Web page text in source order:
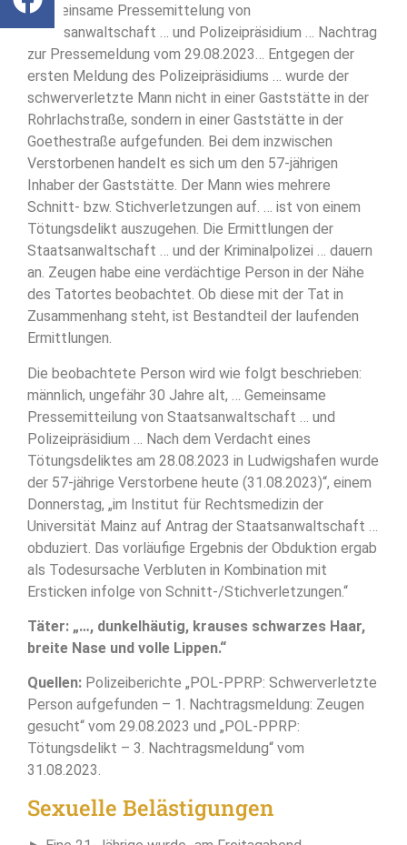
„Gemeinsame Pressemittelung von
Staatsanwaltschaft … und Polizeipräsidium … Nachtrag
zur Pressemeldung vom 29.08.2023… Entgegen der
ersten Meldung des Polizeipräsidiums … wurde der
schwerverletzte Mann nicht in einer Gaststätte in der
Rohrlachstraße, sondern in einer Gaststätte in der
Goethestraße aufgefunden. Bei dem inzwischen
Verstorbenen handelt es sich um den 57-jährigen
Inhaber der Gaststätte. Der Mann wies mehrere
Schnitt- bzw. Stichverletzungen auf. … ist von einem
Tötungsdelikt auszugehen. Die Ermittlungen der
Staatsanwaltschaft … und der Kriminalpolizei … dauern
an. Zeugen habe eine verdächtige Person in der Nähe
des Tatortes beobachtet. Ob diese mit der Tat in
Zusammenhang steht, ist Bestandteil der laufenden
Ermittlungen.
Die beobachtete Person wird wie folgt beschrieben:
männlich, ungefähr 30 Jahre alt, … Gemeinsame
Pressemitteilung von Staatsanwaltschaft … und
Polizeipräsidium … Nach dem Verdacht eines
Tötungsdeliktes am 28.08.2023 in Ludwigshafen wurde
der 57-jährige Verstorbene heute (31.08.2023)“, einem
Donnerstag, „im Institut für Rechtsmedizin der
Universität Mainz auf Antrag der Staatsanwaltschaft …
obduziert. Das vorläufige Ergebnis der Obduktion ergab
als Todesursache Verbluten in Kombination mit
Ersticken infolge von Schnitt-/Stichverletzungen.“
Täter: „…, dunkelhäutig, krauses schwarzes Haar,
breite Nase und volle Lippen.“
Quellen: Polizeiberichte „POL-PPRP: Schwerverletzte
Person aufgefunden – 1. Nachtragsmeldung: Zeugen
gesucht“ vom 29.08.2023 und „POL-PPRP:
Tötungsdelikt – 3. Nachtragsmeldung“ vom
31.08.2023.
Sexuelle Belästigungen